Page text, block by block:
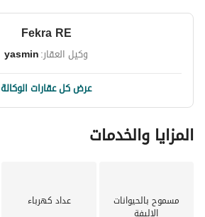
Fekra RE
وكيل العقار:yasmin
عرض كل عقارات الوكالة
المزايا والخدمات
مسموح بالحيوانات
الاليفة
عداد كهرباء